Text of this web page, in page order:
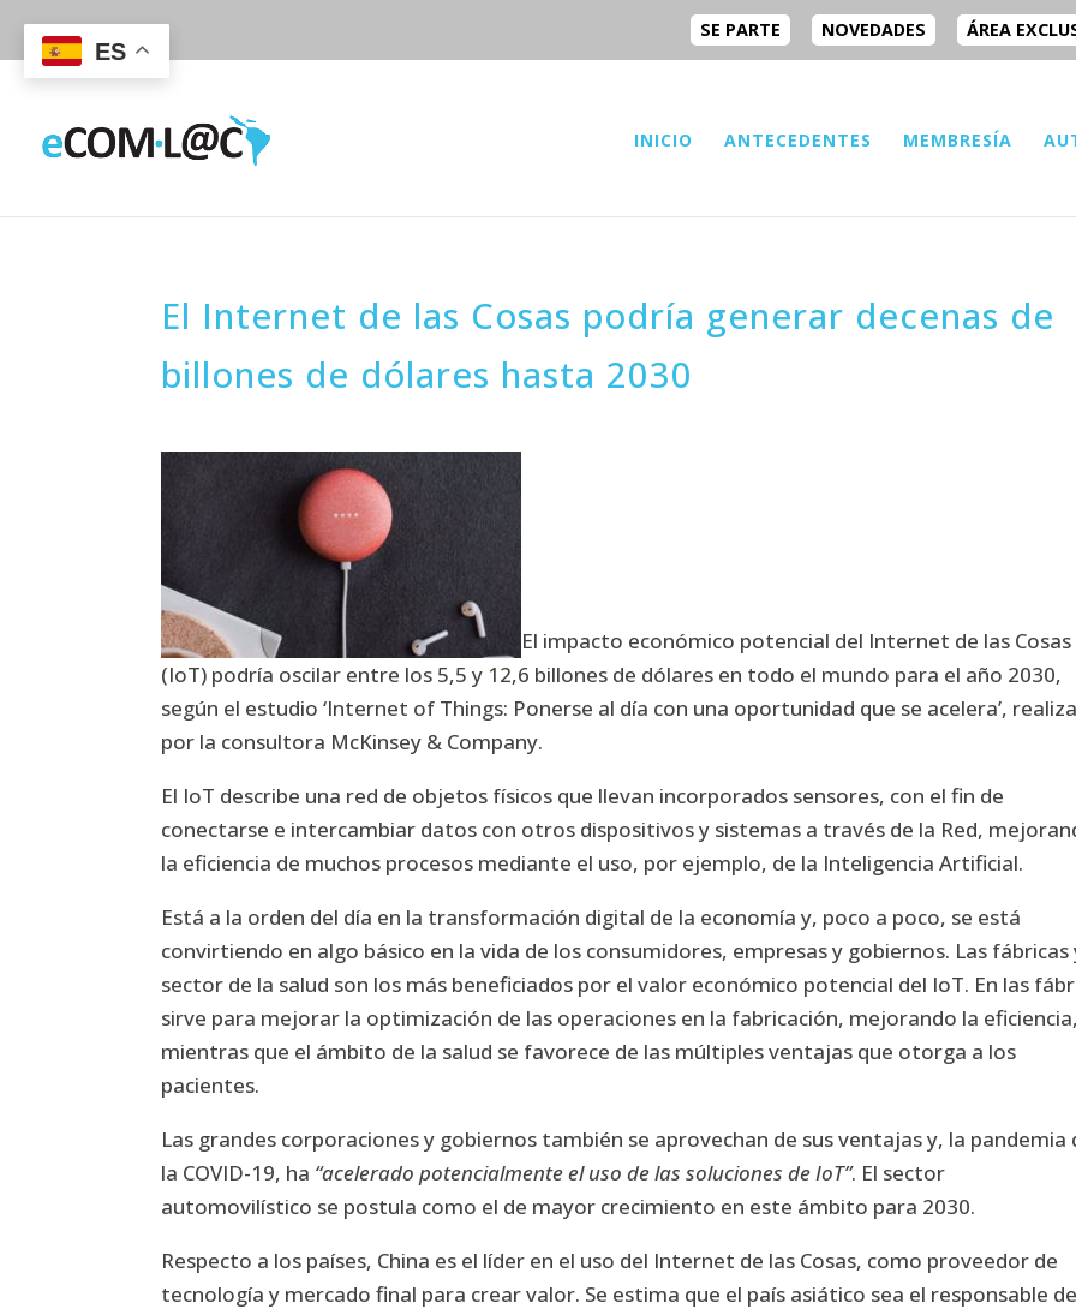
SE PARTE NOVEDADES ÁREA
INICIO ANTECEDENTES MEMBRESÍA
El Internet de las Cosas podría generar decenas de
billones de dólares hasta 2030
El impacto económico potencial del Internet de las Cosas
(IoT) podría oscilar entre los 5,5 y 12,6 billones de dólares en todo el mundo para el año 2030,
según el estudio ‘Internet of Things: Ponerse al día con una oportunidad que se acelera’,
por la consultora McKinsey & Company.
El IoT describe una red de objetos físicos que llevan incorporados sensores, con el fin de
conectarse e intercambiar datos con otros dispositivos y sistemas a través de la Red,
la eficiencia de muchos procesos mediante el uso, por ejemplo, de la Inteligencia Artificial.
Está a la orden del día en la transformación digital de la economía y, poco a poco, se está
convirtiendo en algo básico en la vida de los consumidores, empresas y gobiernos. Las fábricas
sector de la salud son los más beneficiados por el valor económico potencial del IoT. En las
sirve para mejorar la optimización de las operaciones en la fabricación, mejorando la
mientras que el ámbito de la salud se favorece de las múltiples ventajas que otorga a los
pacientes.
Las grandes corporaciones y gobiernos también se aprovechan de sus ventajas y, la pandemia
la COVID-19, ha “acelerado potencialmente el uso de las soluciones de IoT”. El sector
automovilístico se postula como el de mayor crecimiento en este ámbito para 2030.
Respecto a los países, China es el líder en el uso del Internet de las Cosas, como proveedor de
tecnología y mercado final para crear valor. Se estima que el país asiático sea el responsable
ES